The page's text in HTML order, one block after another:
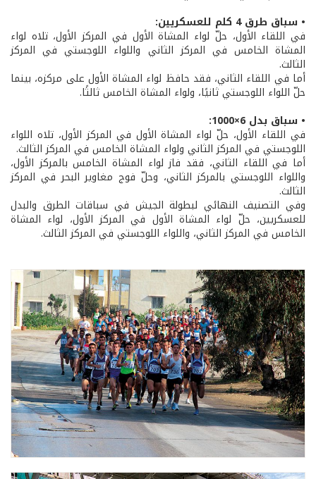
• سباق طرق 4 كلم للعسكريين:
في اللقاء الأول، حلّ لواء المشاة الأول في المركز الأول، تلاه لواء
المشاة الخامس في المركز الثاني واللواء اللوجستي في المركز
الثالث.
أما في اللقاء الثاني، فقد حافظ لواء المشاة الأول على مركزه، بينما
حلّ اللواء اللوجستي ثانيًا، ولواء المشاة الخامس ثالثًا.
• سباق بدل 6×1000:
في اللقاء الأول، حلّ لواء المشاة الأول في المركز الأول، تلاه اللواء
اللوجستي في المركز الثاني ولواء المشاة الخامس في المركز الثالث.
أما في اللقاء الثاني، فقد فاز لواء المشاة الخامس بالمركز الأول،
واللواء اللوجستي بالمركز الثاني، وحلّ فوج مغاوير البحر في المركز
الثالث.
وفي التصنيف النهائي لبطولة الجيش في سباقات الطرق والبدل
للعسكريين، حلّ لواء المشاة الأول في المركز الأول، لواء المشاة
الخامس في المركز الثاني، واللواء اللوجستي في المركز الثالث.